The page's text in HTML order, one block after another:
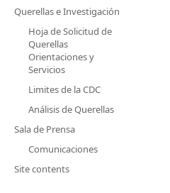
Querellas e Investigación
Hoja de Solicitud de
Querellas
Orientaciones y
Servicios
Limites de la CDC
Análisis de Querellas
Sala de Prensa
Comunicaciones
Site contents